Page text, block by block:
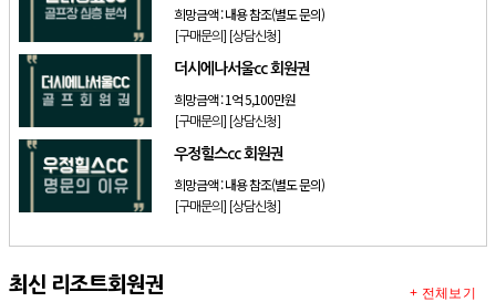
희망금액 :내용 참조(별도 문의)
[구매문의] [상담신청]
더시에나서울cc 회원권
희망금액 :1억 5,100만원
[구매문의] [상담신청]
우정힐스cc 회원권
희망금액 :내용 참조(별도 문의)
[구매문의] [상담신청]
최신 리조트회원권 + 전체보기